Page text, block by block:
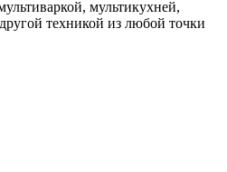
мультикухней,
техникой из любой точки